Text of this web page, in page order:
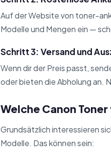
Auf der Website von toner-
Modelle und Mengen ein —
Schritt 3: Versand und
Wenn dir der Preis passt,
oder bieten die Abholung an.
Welche Canon
Grundsätzlich interessieren
Modelle. Das können sein: